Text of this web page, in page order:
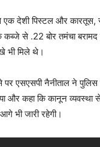
एक देशी पिस्टल और कारतूस,
कब्जे से .22 बोर तमंचा
भी मिले थे।
एसएसपी नैनीताल ने पुलिस
और कहा कि कानून
भी जारी रहेगी।